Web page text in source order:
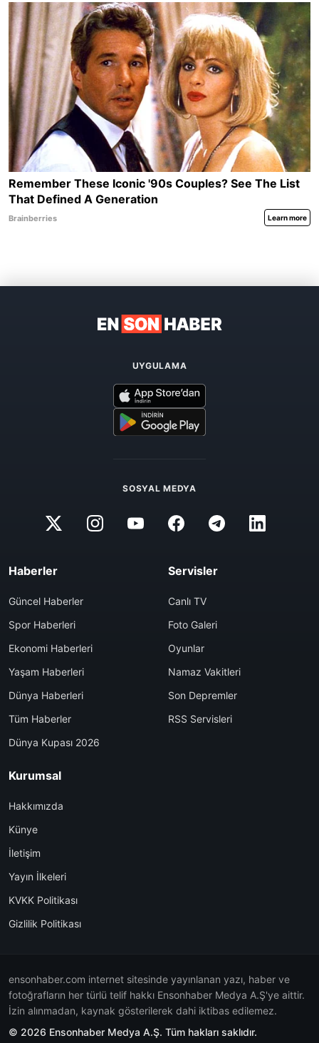
UYGULAMA
SOSYAL MEDYA
Haberler
Güncel Haberler
Spor Haberleri
Ekonomi Haberleri
Yaşam Haberleri
Dünya Haberleri
Tüm Haberler
Dünya Kupası 2026
Servisler
Canlı TV
Foto Galeri
Oyunlar
Namaz Vakitleri
Son Depremler
RSS Servisleri
Kurumsal
Hakkımızda
Künye
İletişim
Yayın İlkeleri
KVKK Politikası
Gizlilik Politikası
ensonhaber.com internet sitesinde yayınlanan yazı, haber ve
fotoğrafların her türlü telif hakkı Ensonhaber Medya A.Ş'ye aittir.
İzin alınmadan, kaynak gösterilerek dahi iktibas edilemez.
© 2026 Ensonhaber Medya A.Ş. Tüm hakları saklıdır.